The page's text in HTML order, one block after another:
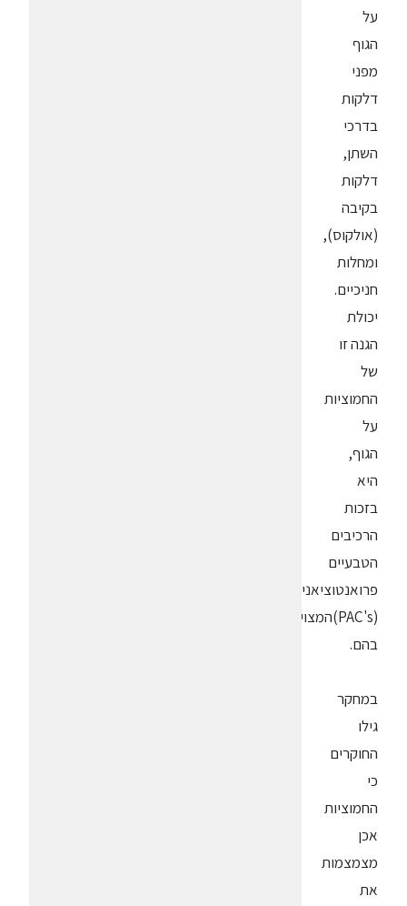
על
הגוף
מפני
דלקות
בדרכי
השתן,
דלקות
בקיבה
(אולקוס),
ומחלות
חניכיים.
יכולת
הגנה זו
של
החמוציות
על
הגוף,
היא
בזכות
הרכיבים
הטבעיים
פרואנטוציאנידים
(PAC's)המצויים
בהם.
במחקר
גילו
החוקרים
כי
החמוציות
אכן
מצמצמות
את